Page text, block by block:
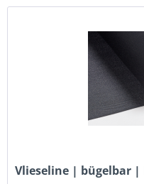
Vlieseline | bügelbar |